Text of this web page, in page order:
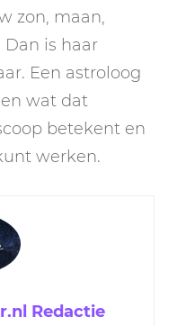
zon, maan,
is haar
Een astroloog
wat dat
betekent en
werken.
Redactie